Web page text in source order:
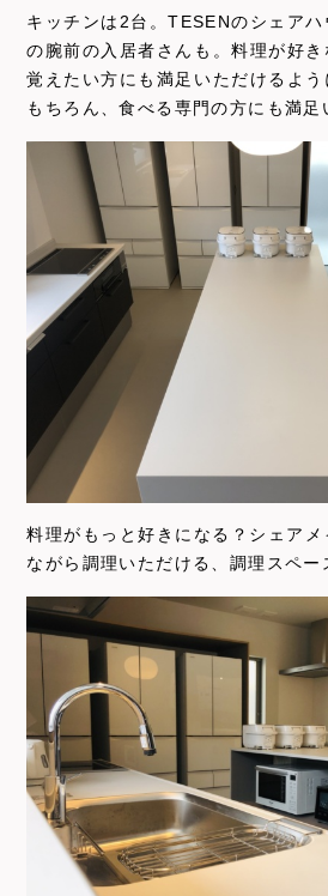
キッチンは2台。TESENのシェア
の腕前の入居者さんも。料理が好
覚えたい方にも満足いただけるよう
もちろん、食べる専門の方にも満足
料理がもっと好きになる？シェア
ながら調理いただける、調理スペー